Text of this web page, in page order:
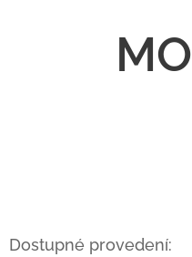
MO
Dostupné provedení: